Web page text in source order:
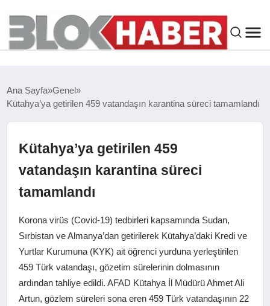
SIYASET
ÇEVRE
EKONOMI
SAĞLIK
Ana Sayfa Genel
Kütahya’ya getirilen 459 vatandaşın karantina süreci tamamlandı
Kütahya’ya getirilen 459
vatandaşın karantina süreci
tamamlandı
Korona virüs (Covid-19) tedbirleri kapsamında Sudan,
Sırbistan ve Almanya’dan getirilerek Kütahya’daki Kredi ve
Yurtlar Kurumuna (KYK) ait öğrenci yurduna yerleştirilen
459 Türk vatandaşı, gözetim sürelerinin dolmasının
ardından tahliye edildi. AFAD Kütahya İl Müdürü Ahmet Ali
Artun, gözlem süreleri sona eren 459 Türk vatandaşının 22